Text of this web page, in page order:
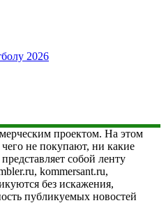
2026
проектом. На этом
не покупают, ни какие
собой ленту
kommersant.ru,
без искажения,
публикуемых новостей